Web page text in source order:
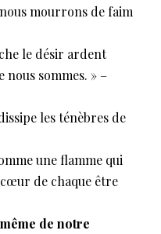
mourrons de faim
le désir ardent
nous sommes. » –
les ténèbres de
une flamme qui
de chaque être
de notre